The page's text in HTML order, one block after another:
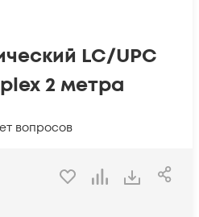
LC/UPC
2 метра
вопросов